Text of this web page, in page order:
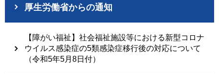
厚生労働省からの通知
【障がい福祉】社会福祉施設等における新型コロナ
ウイルス感染症の5類感染症移行後の対応について
（令和5年5月8日付）